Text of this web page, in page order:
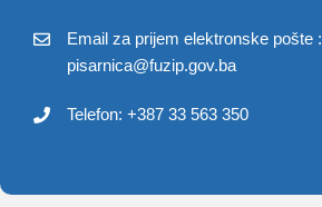
Email za prijem elektronske pošte :
pisarnica@fuzip.gov.ba
Telefon: +387 33 563 350